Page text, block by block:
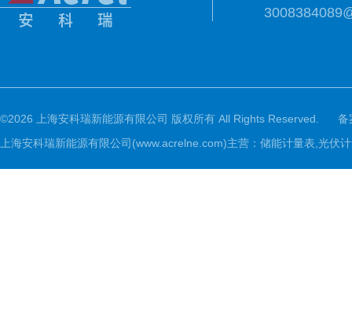
©2026 上海安科瑞新能源有限公司 版权所有 All Rights Reserved.
备
上海安科瑞新能源有限公司(www.acrelne.com)主营：储能计量表,光伏